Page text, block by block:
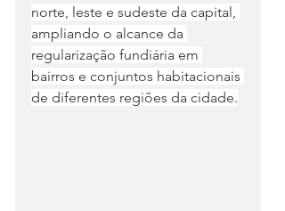
norte, leste e sudeste da capital,
ampliando o alcance da
regularização fundiária em
bairros e conjuntos habitacionais
de diferentes regiões da cidade.